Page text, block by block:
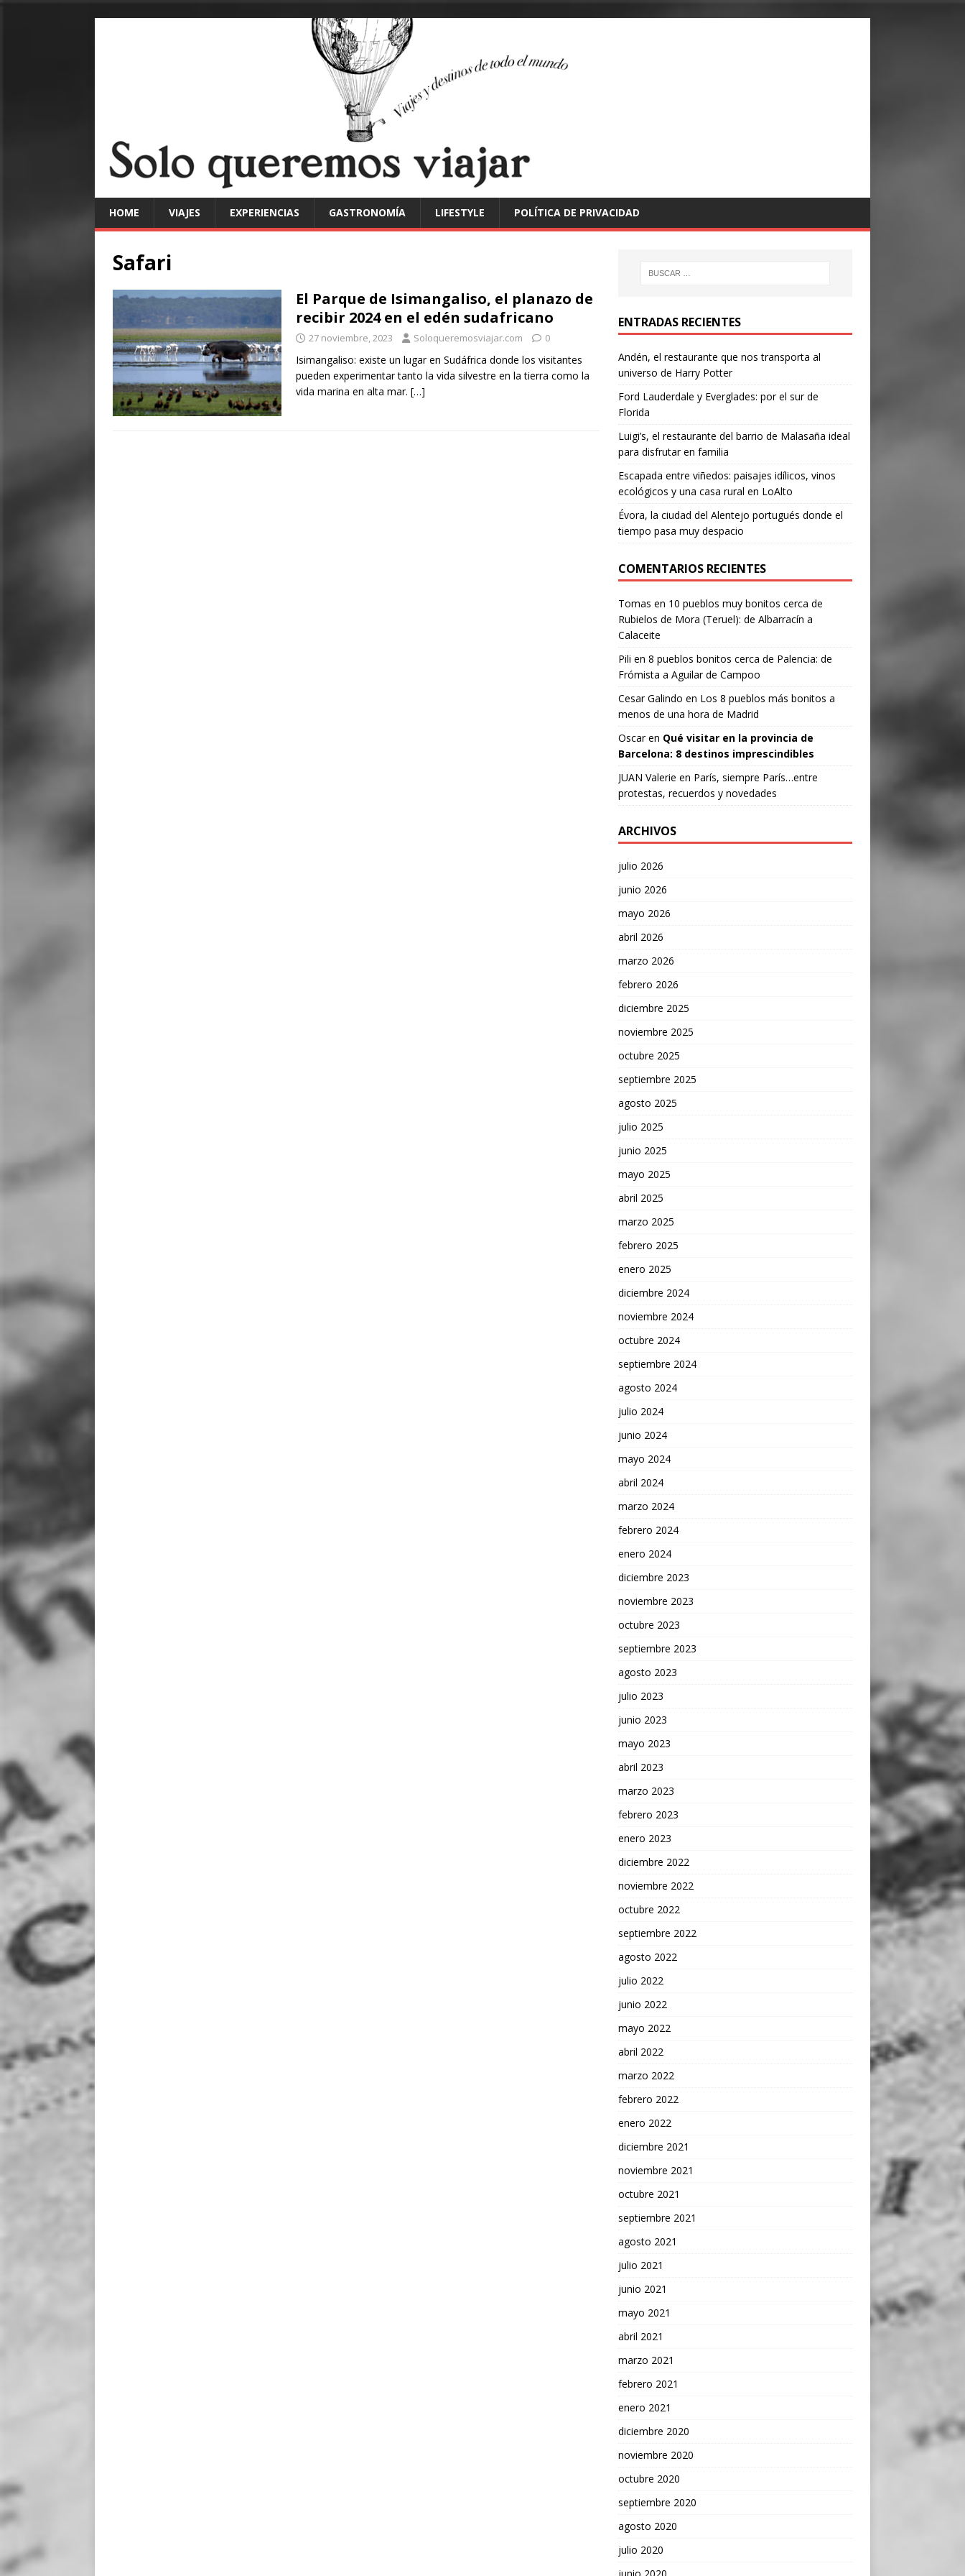
HOME VIAJES EXPERIENCIAS GASTRONOMÍA LIFESTYLE POLÍTICA DE PRIVACIDAD
Safari
El Parque de Isimangaliso, el planazo de
recibir 2024 en el edén sudafricano
27 noviembre, 2023 Soloqueremosviajar.com 0
Isimangaliso: existe un lugar en Sudáfrica donde los visitantes
pueden experimentar tanto la vida silvestre en la tierra como la
vida marina en alta mar. […]
ENTRADAS RECIENTES
Andén, el restaurante que nos transporta al
universo de Harry Potter
Ford Lauderdale y Everglades: por el sur de
Florida
Luigi’s, el restaurante del barrio de Malasaña ideal
para disfrutar en familia
Escapada entre viñedos: paisajes idílicos, vinos
ecológicos y una casa rural en LoAlto
Évora, la ciudad del Alentejo portugués donde el
tiempo pasa muy despacio
COMENTARIOS RECIENTES
Tomas en 10 pueblos muy bonitos cerca de
Rubielos de Mora (Teruel): de Albarracín a
Calaceite
Pili en 8 pueblos bonitos cerca de Palencia: de
Frómista a Aguilar de Campoo
Cesar Galindo en Los 8 pueblos más bonitos a
menos de una hora de Madrid
Oscaren Qué visitar en la provincia de
Barcelona: 8 destinos imprescindibles
JUAN Valerie en París, siempre París…entre
protestas, recuerdos y novedades
ARCHIVOS
julio 2026
junio 2026
mayo 2026
abril 2026
marzo 2026
febrero 2026
diciembre 2025
noviembre 2025
octubre 2025
septiembre 2025
agosto 2025
julio 2025
junio 2025
mayo 2025
abril 2025
marzo 2025
febrero 2025
enero 2025
diciembre 2024
noviembre 2024
octubre 2024
septiembre 2024
agosto 2024
julio 2024
junio 2024
mayo 2024
abril 2024
marzo 2024
febrero 2024
enero 2024
diciembre 2023
noviembre 2023
octubre 2023
septiembre 2023
agosto 2023
julio 2023
junio 2023
mayo 2023
abril 2023
marzo 2023
febrero 2023
enero 2023
diciembre 2022
noviembre 2022
octubre 2022
septiembre 2022
agosto 2022
julio 2022
junio 2022
mayo 2022
abril 2022
marzo 2022
febrero 2022
enero 2022
diciembre 2021
noviembre 2021
octubre 2021
septiembre 2021
agosto 2021
julio 2021
junio 2021
mayo 2021
abril 2021
marzo 2021
febrero 2021
enero 2021
diciembre 2020
noviembre 2020
octubre 2020
septiembre 2020
agosto 2020
julio 2020